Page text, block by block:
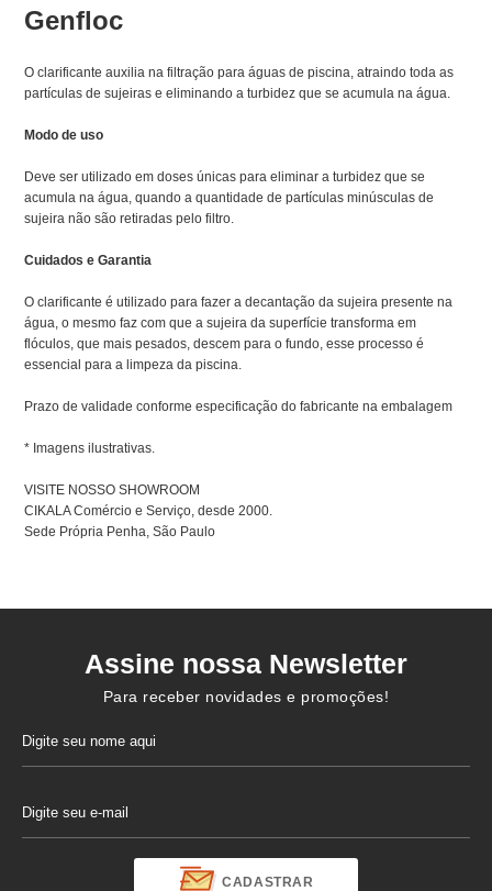
Genfloc
O clarificante auxilia na filtração para águas de piscina, atraindo toda as
partículas de sujeiras e eliminando a turbidez que se acumula na água.
Modo de uso
Deve ser utilizado em doses únicas para eliminar a turbidez que se
acumula na água, quando a quantidade de partículas minúsculas de
sujeira não são retiradas pelo filtro.
Cuidados e Garantia
O clarificante é utilizado para fazer a decantação da sujeira presente na
água, o mesmo faz com que a sujeira da superfície transforma em
flóculos, que mais pesados, descem para o fundo, esse processo é
essencial para a limpeza da piscina.
Prazo de validade conforme especificação do fabricante na embalagem
* Imagens ilustrativas.
VISITE NOSSO SHOWROOM
CIKALA Comércio e Serviço, desde 2000.
Sede Própria Penha, São Paulo
Assine nossa Newsletter
Para receber novidades e promoções!
CADASTRAR